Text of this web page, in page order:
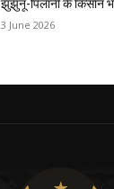
झुंझुनूं-पिलानी के किसान
3 June 2026